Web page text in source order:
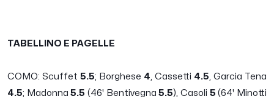
TABELLINO E PAGELLE
COMO: Scuffet 5.5; Borghese 4, Cassetti 4.5, Garcia Tena
4.5; Madonna5.5 (46' Bentivegna 5.5), Casoli 5 (64' Minotti